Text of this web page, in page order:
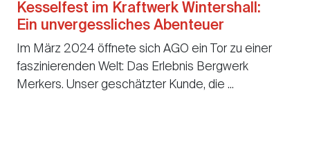
Kesselfest im Kraftwerk Wintershall:
Ein unvergessliches Abenteuer
Im März 2024 öffnete sich AGO ein Tor zu einer
faszinierenden Welt: Das Erlebnis Bergwerk
Merkers. Unser geschätzter Kunde, die ...